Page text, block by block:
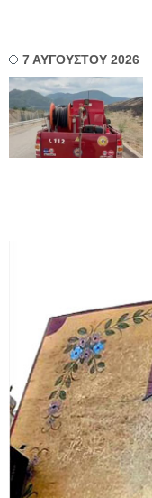
7 ΑΥΓΟΥΣΤΟΥ 2026